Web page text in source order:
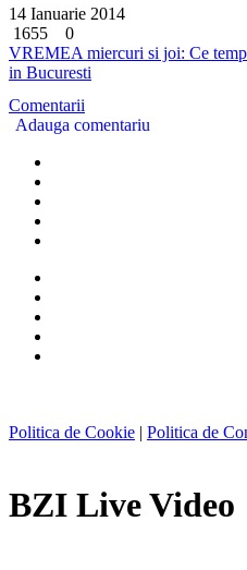
14 Ianuarie 2014
1655
0
VREMEA miercuri si joi: Ce
in Bucuresti
Comentarii
Adauga comentariu
Politica de Cookie | Politica de
BZI Live Video